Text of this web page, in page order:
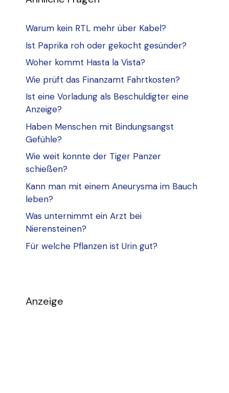
Warum kein RTL mehr über Kabel?
Ist Paprika roh oder gekocht gesünder?
Woher kommt Hasta la Vista?
Wie prüft das Finanzamt Fahrtkosten?
Ist eine Vorladung als Beschuldigter eine
Anzeige?
Haben Menschen mit Bindungsangst
Gefühle?
Wie weit konnte der Tiger Panzer
schießen?
Kann man mit einem Aneurysma im Bauch
leben?
Was unternimmt ein Arzt bei
Nierensteinen?
Für welche Pflanzen ist Urin gut?
Anzeige